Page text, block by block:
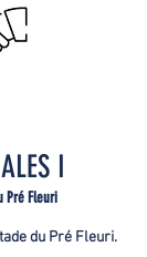
I
Pré Fleuri
du Pré Fleuri.